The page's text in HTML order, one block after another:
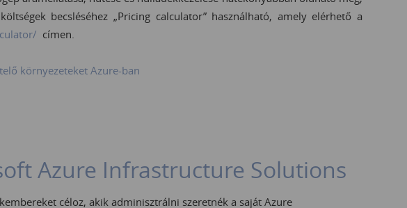
becsléséhez „Pricing calculator” használható, amely elérhető a
címen.
környezeteket Azure-ban
Azure Infrastructure Solutions
céloz, akik adminisztrálni szeretnék a saját Azure